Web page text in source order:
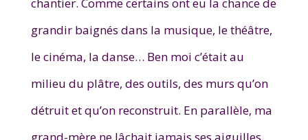
chantier. Comme certains ont eu la chance de
grandir baignés dans la musique, le théâtre,
le cinéma, la danse… Ben moi c’était au
milieu du plâtre, des outils, des murs qu’on
détruit et qu’on reconstruit. En parallèle, ma